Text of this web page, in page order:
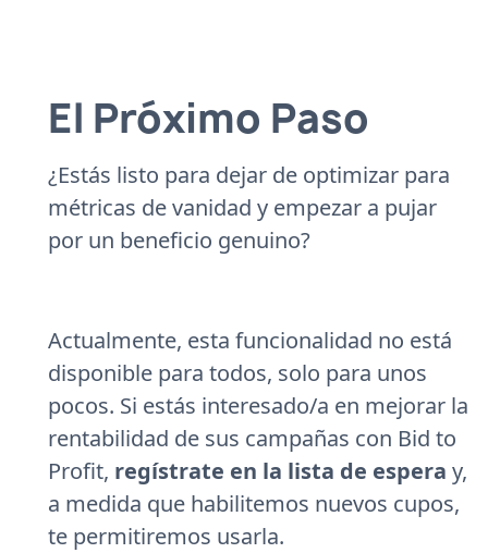
El Próximo Paso
¿Estás listo para dejar de optimizar para
métricas de vanidad y empezar a pujar
por un beneficio genuino?
Actualmente, esta funcionalidad no está
disponible para todos, solo para unos
pocos. Si estás interesado/a en mejorar la
rentabilidad de sus campañas con Bid to
Profit, regístrate en la lista de espera y,
a medida que habilitemos nuevos cupos,
te permitiremos usarla.